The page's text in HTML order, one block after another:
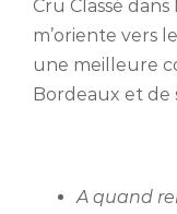
Cru Classé
m’oriente vers
une meilleure
Bordeaux et de
A quand